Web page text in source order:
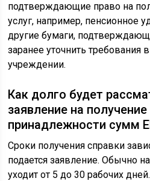
подтверждающие право на
услуг, например, пенсионное
другие бумаги,
заранее уточнить требования
учреждении.
Как долго будет
заявление на
принадлежности сумм
Сроки получения справки
подается заявление. Обычно
уходит от 5 до 30 рабочих